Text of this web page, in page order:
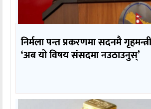
निर्मला पन्त प्रकरणमा सदनमै
‘अब यो विषय संसदमा नउठाउनुस्’